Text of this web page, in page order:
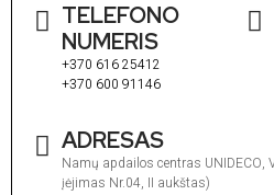
TELEFONO
NUMERIS
+370 616 25412
+370 600 91146
ADRESAS
Namų apdailos centras UNIDECO,
įėjimas Nr.04, II aukštas)